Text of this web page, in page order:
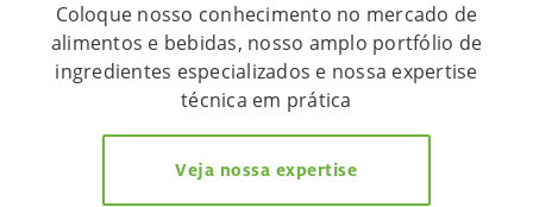
Coloque nosso conhecimento no mercado de
alimentos e bebidas, nosso amplo portfólio de
ingredientes especializados e nossa expertise
técnica em prática
Veja nossa expertise